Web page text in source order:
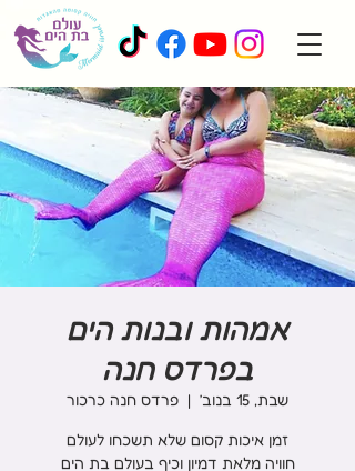
אמהות ובנות הים
בפרדס חנה
שבת, 15 בנוב׳
  |
פרדס חנה כרכור